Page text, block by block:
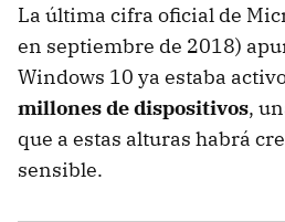
La última cifra oficial de
en septiembre de 2018)
Windows 10 ya estaba
millones de dispositivos,
que a estas alturas habrá
sensible.